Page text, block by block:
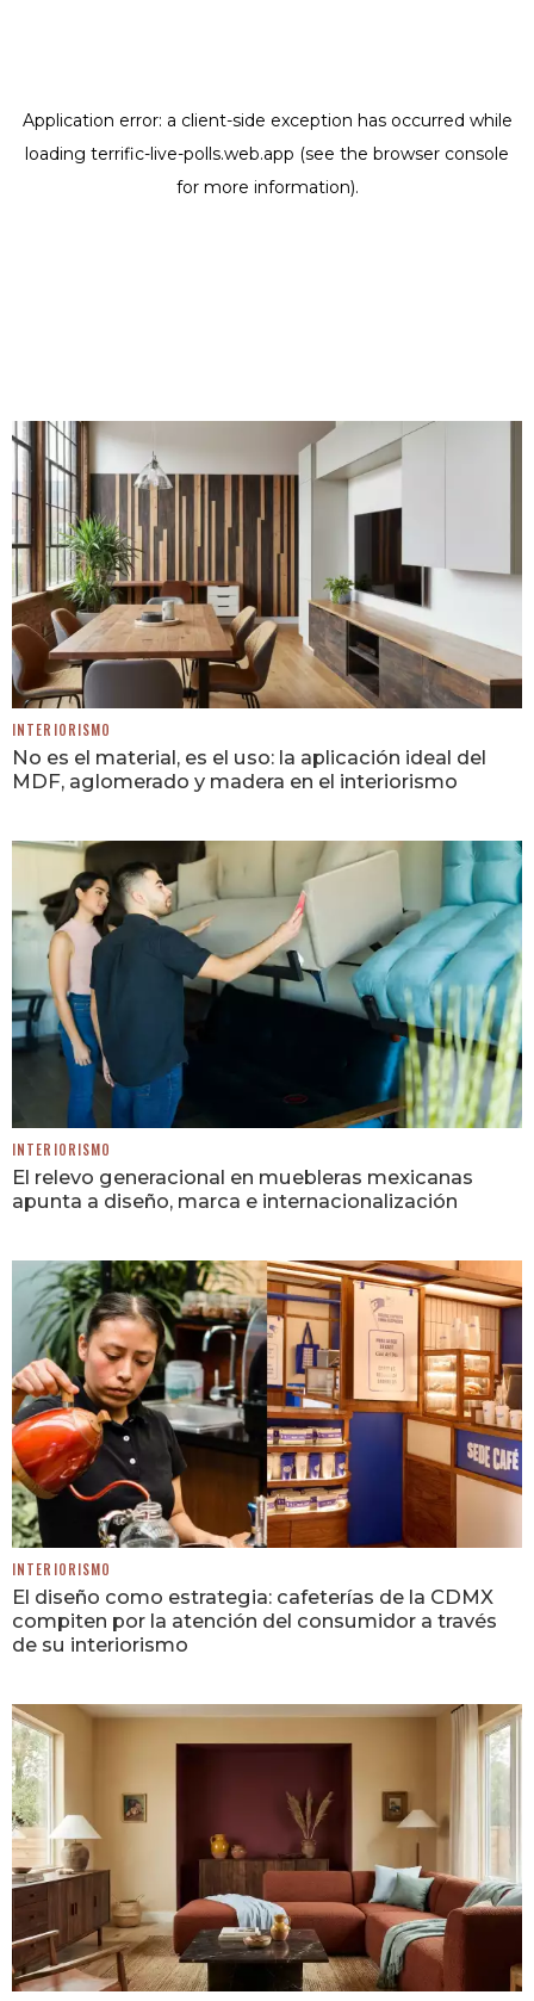
INTERIORISMO
No es el material, es el uso: la aplicación ideal del
MDF, aglomerado y madera en el interiorismo
INTERIORISMO
El relevo generacional en muebleras mexicanas
apunta a diseño, marca e internacionalización
INTERIORISMO
El diseño como estrategia: cafeterías de la CDMX
compiten por la atención del consumidor a través
de su interiorismo